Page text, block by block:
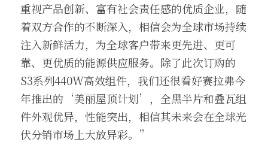
重视产品创新、富有社会责任感的优质企业，随
着双方合作的不断深入，相信会为全球市场持续
注入新鲜活力，为全球客户带来更先进、更可
靠、更优质的能源供应服务。除了此次订购的
S3系列440W高效组件，我们还很看好赛拉弗今
年推出的‘美丽屋顶计划’，全黑半片和叠瓦组
件外观优异，性能突出，相信其未来会在全球光
伏分销市场上大放异彩。”